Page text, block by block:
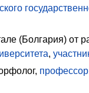
(Болгария) от
,
профессор